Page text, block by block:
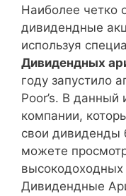
МРСК Центра
Мосэнерго
Группа ЛСР
РЭСК
Наиболее четко
дивидендные
используя
Дивидендных
году запустило
Poor’s. В данный
компании,
свои дивиденды
можете
Дивидендные